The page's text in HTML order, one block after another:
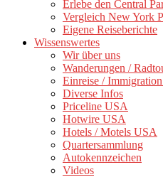
Erlebe den Central
Vergleich New York
Eigene Reiseberichte
Wissenswertes
Wir über uns
Wanderungen /
Einreise /
Diverse Infos
Priceline USA
Hotwire USA
Hotels / Motels USA
Quartersammlung
Autokennzeichen
Videos